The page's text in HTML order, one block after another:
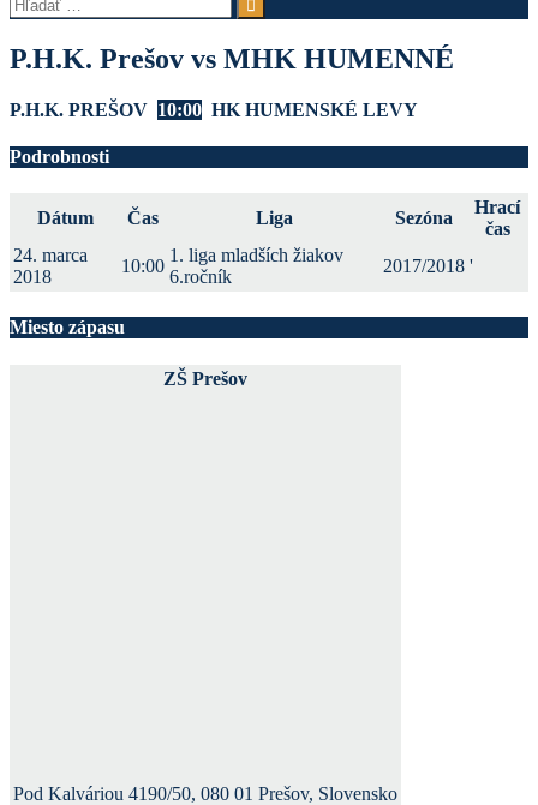
P.H.K. Prešov vs MHK HUMENNÉ
P.H.K. PREŠOV 10:00 HK HUMENSKÉ LEVY
Podrobnosti
Dátum Čas Liga Sezóna
Hrací
čas
24. marca
2018
10:00
1. liga mladších žiakov
6.ročník
2017/2018 '
Miesto zápasu
ZŠ Prešov
Pod Kalváriou 4190/50, 080 01 Prešov, Slovensko